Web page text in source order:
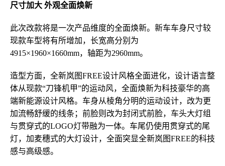
尺寸加大 外观全面焕新
此次改款将是一次产品维度的全面焕新。新车车身尺寸较
现款车型将有所增加，长宽高分别为
4915×1960×1660mm，轴距为2960mm。
造型方面，全新岚图FREE设计风格全面进化，设计语言整
体从现款“刀锋机甲”的运动风，全面焕新为科技豪华的高
端新能源设计风格。车身从棱角分明的运动设计，改为更
加流畅舒缓的线条；前脸则改为封闭式前脸，车头大灯组
与贯穿式的LOGO灯带融为一体。车尾仍使用贯穿式的尾
灯，加麦穗式的大灯设计，全面突显全新岚图FREE的科技
感与高级感。